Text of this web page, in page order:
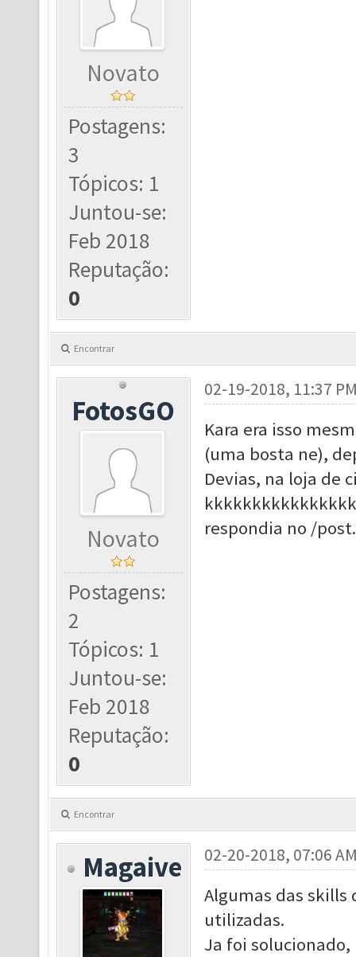
Novato
Postagens:
3
Tópicos: 1
Juntou-se:
Feb 2018
Reputação:
0
Encontrar
FotosGO
Novato
Postagens:
2
Tópicos: 1
Juntou-se:
Feb 2018
Reputação:
0
02-19-2018, 11:37
Kara era isso
(uma bosta ne),
Devias, na loja de
respondia no /post.
Encontrar
Magaive 02-20-2018, 07:06
Algumas das skills
utilizadas.
Ja foi solucionado,